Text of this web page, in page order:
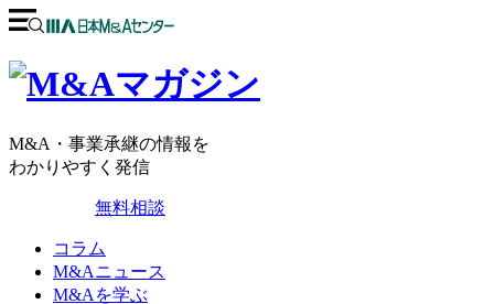
M&A・事業承継の情報を
わかりやすく発信
無料相談
コラム
M&Aニュース
M&Aを学ぶ